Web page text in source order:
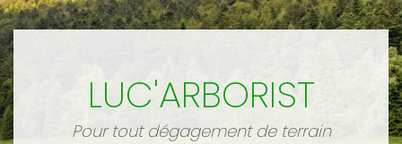
LUC'ARBORIST
Pour tout dégagement de terrain